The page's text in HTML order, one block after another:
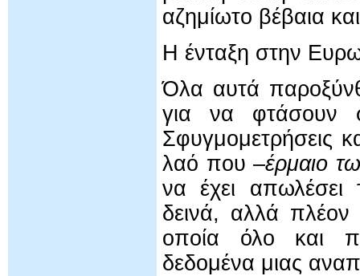
αζημίωτο βέβαια
Η ένταξη στην
Όλα αυτά
για να φτάσουν
Σφυγμομετρήσεις
λαό που –έρμαιο
να έχει απωλέσει
δεινά, αλλά πλέον
οποία όλο και
δεδομένα μιας